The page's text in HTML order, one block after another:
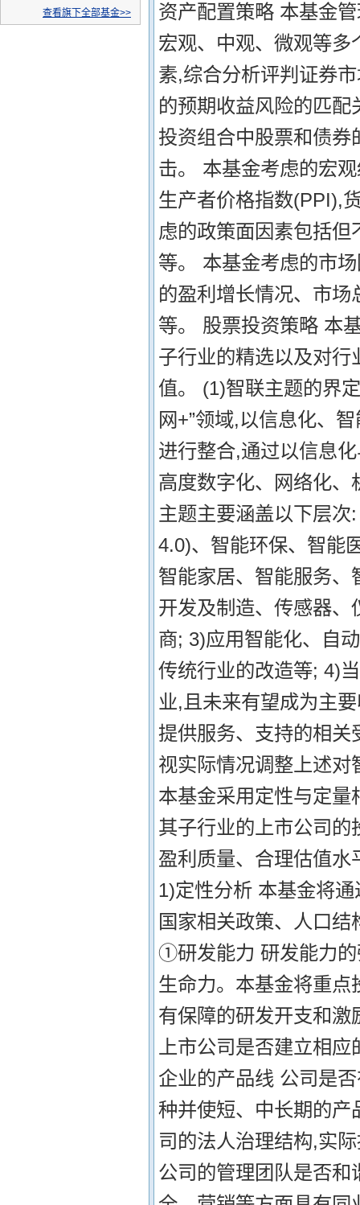
查看旗下全部基金>>
资产配置策略 本基金
宏观、中观、微观等
素,综合分析评判证券
的预期收益风险的匹
投资组合中股票和债
击。 本基金考虑的宏
生产者价格指数(PPI),
虑的政策面因素包括
等。 本基金考虑的市
的盈利增长情况、市
等。 股票投资策略 本
子行业的精选以及对
值。 (1)智联主题的界
网+”领域,以信息化、
进行整合,通过以信息
高度数字化、网络化
主题主要涵盖以下层
4.0)、智能环保、智能
智能家居、智能服务
开发及制造、传感器
商; 3)应用智能化、自
传统行业的改造等; 4)
业,且未来有望成为主
提供服务、支持的相
视实际情况调整上述
本基金采用定性与定
其子行业的上市公司
盈利质量、合理估值
1)定性分析 本基金将
国家相关政策、人口
①研发能力 研发能力的
生命力。本基金将重
有保障的研发开支和
上市公司是否建立相
企业的产品线 公司是
种并使短、中长期的
司的法人治理结构,实
公司的管理团队是否